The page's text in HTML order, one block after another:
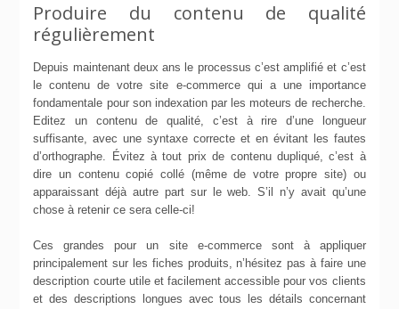
Produire du contenu de qualité
régulièrement
Depuis maintenant deux ans le processus c’est amplifié et c’est
le contenu de votre site e-commerce qui a une importance
fondamentale pour son indexation par les moteurs de recherche.
Editez un contenu de qualité, c’est à rire d’une longueur
suffisante, avec une syntaxe correcte et en évitant les fautes
d’orthographe. Évitez à tout prix de contenu dupliqué, c’est à
dire un contenu copié collé (même de votre propre site) ou
apparaissant déjà autre part sur le web. S’il n’y avait qu’une
chose à retenir ce sera celle-ci!
Ces grandes pour un site e-commerce sont à appliquer
principalement sur les fiches produits, n’hésitez pas à faire une
description courte utile et facilement accessible pour vos clients
et des descriptions longues avec tous les détails concernant